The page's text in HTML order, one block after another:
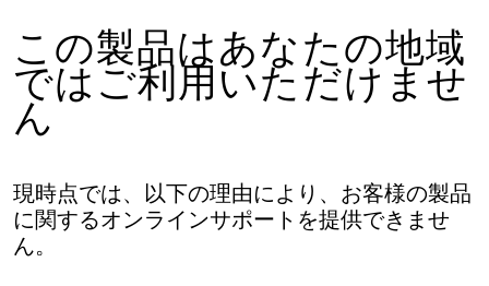
この製品はあなたの地域
ではご利用いただけませ
ん
現時点では、以下の理由により、お客様の製品
に関するオンラインサポートを提供できませ
ん。